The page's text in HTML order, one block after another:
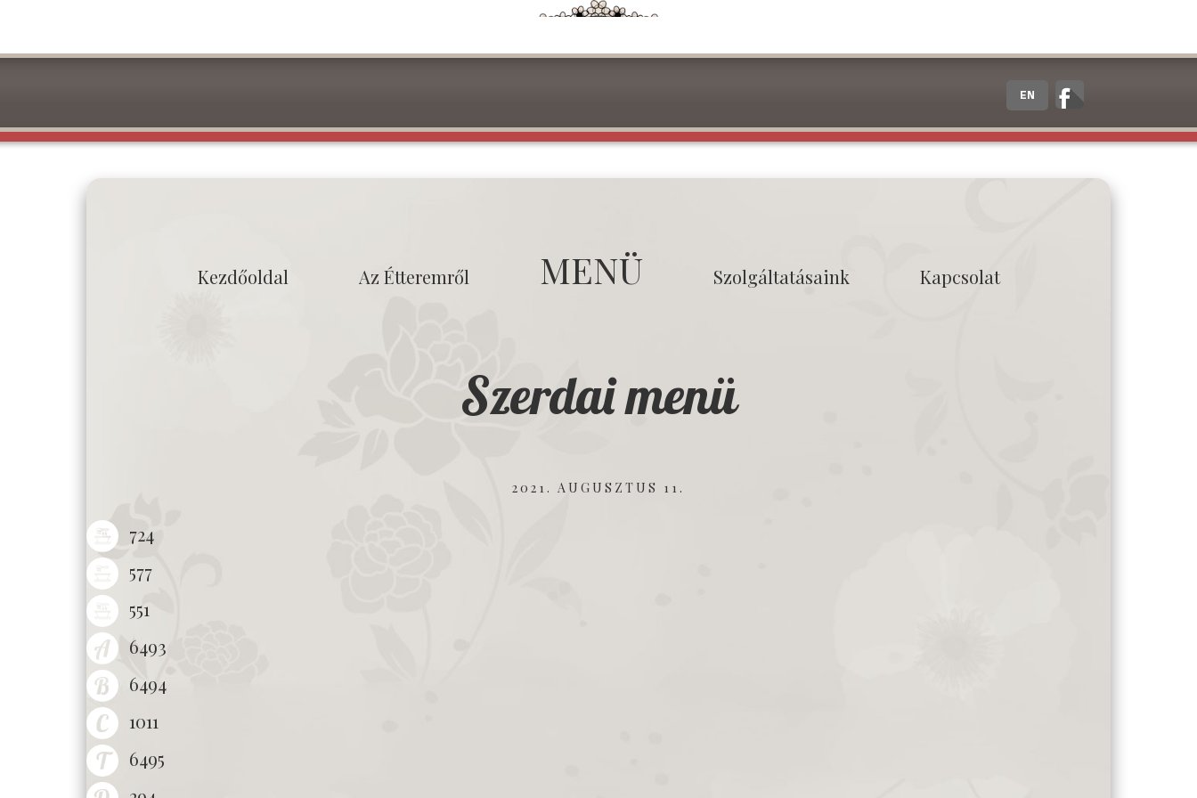
EN
Kezdőoldal Az Étteremről MENÜ Szolgáltatásaink Kapcsolat
Szerdai menü
2021. AUGUSZTUS 11.
724
577
551
6493
6494
1011
6495